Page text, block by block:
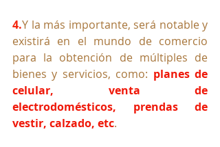
4.Y la más importante, será notable y
existirá en el mundo de comercio
para la obtención de múltiples de
bienes y servicios, como: planes de
celular, venta de
electrodomésticos, prendas de
vestir, calzado, etc.